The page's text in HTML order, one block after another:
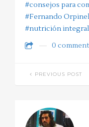
#consejos para
#Fernando
#nutrición integral
0
PREVIOUS POST